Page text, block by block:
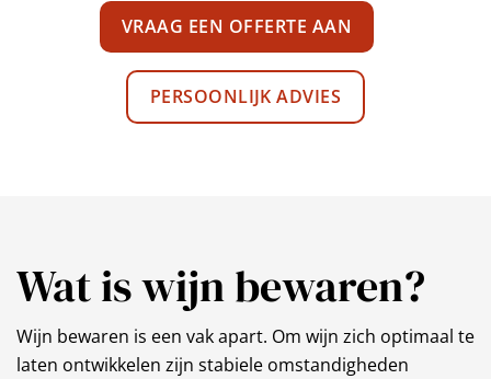
VRAAG EEN OFFERTE AAN
PERSOONLIJK ADVIES
Wat is wijn bewaren?
Wijn bewaren is een vak apart. Om wijn zich optimaal te
laten ontwikkelen zijn stabiele omstandigheden